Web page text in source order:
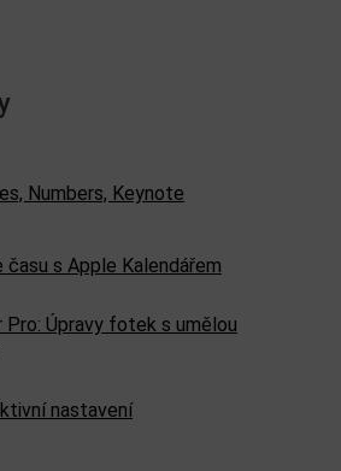
Numbers, Keynote
času s Apple Kalendářem
Pro: Úpravy fotek s umělou
nastavení